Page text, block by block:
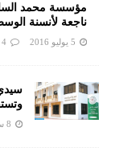
مؤسسة محمد
ناجعة لأنسنة
5 يوليو 2016 4
8 سبتمبر 2018